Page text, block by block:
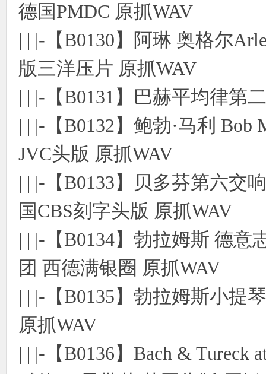
德国PMDC 原抓WAV
| | |-【B0130】阿琳 奥格尔
版三洋压片 原抓WAV
| | |-【B0131】巴赫平均律第
| | |-【B0132】鲍勃·马利
JVC头版 原抓WAV
| | |-【B0133】贝多芬第六交
国CBS刻字头版 原抓WAV
| | |-【B0134】勃拉姆斯 德
团 西德满银圈 原抓WAV
| | |-【B0135】勃拉姆斯小提
原抓WAV
| | |-【B0136】Bach & Tureck